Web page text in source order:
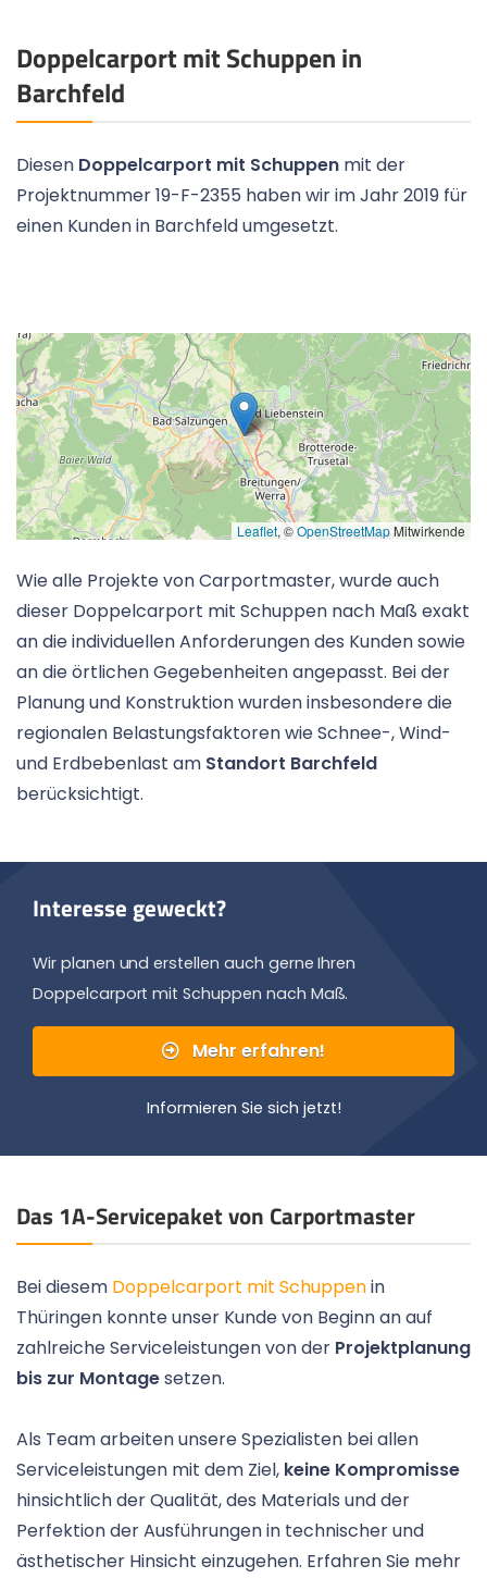
Doppelcarport mit Schuppen in
Barchfeld
Diesen Doppelcarport mit Schuppen mit der
Projektnummer 19-F-2355 haben wir im Jahr 2019 für
einen Kunden in Barchfeld umgesetzt.
Leaflet, ©OpenStreetMapMitwirkende
Wie alle Projekte von Carportmaster, wurde auch
dieser Doppelcarport mit Schuppen nach Maß exakt
an die individuellen Anforderungen des Kunden sowie
an die örtlichen Gegebenheiten angepasst. Bei der
Planung und Konstruktion wurden insbesondere die
regionalen Belastungsfaktoren wie Schnee-, Wind-
und Erdbebenlast am Standort Barchfeld
berücksichtigt.
Interesse geweckt?
Wir planen und erstellen auch gerne Ihren
Doppelcarport mit Schuppen nach Maß.
Mehr erfahren!
Informieren Sie sich jetzt!
Das 1A-Servicepaket von Carportmaster
Bei diesem Doppelcarport mit Schuppenin
Thüringen konnte unser Kunde von Beginn an auf
zahlreiche Serviceleistungen von der Projektplanung
bis zur Montagesetzen.
Als Team arbeiten unsere Spezialisten bei allen
Serviceleistungen mit dem Ziel, keine Kompromisse
hinsichtlich der Qualität, des Materials und der
Perfektion der Ausführungen in technischer und
ästhetischer Hinsicht einzugehen. Erfahren Sie mehr